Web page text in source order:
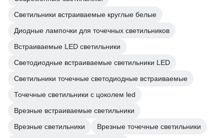
Светильники встраиваемые круглые белые
Диодные лампочки для точечных светильников
Встраиваемые LED светильники
Светодиодные встраиваемые светильники LED
Светильники точечные светодиодные встраиваемые
Точечные светильники с цоколем led
Врезные встраиваемые светильники
Врезные светильники
Врезные точечные светильники